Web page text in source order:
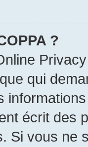
?
qui
écrit des
Si vous ne